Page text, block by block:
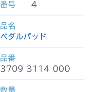
4
ペダルパッド
3709 3114 000